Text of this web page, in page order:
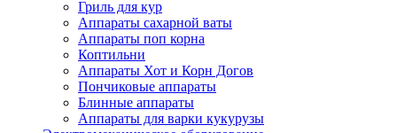
Гриль для кур
Аппараты сахарной ваты
Аппараты поп корна
Коптильни
Аппараты Хот и Корн Догов
Пончиковые аппараты
Блинные аппараты
Аппараты для варки кукурузы